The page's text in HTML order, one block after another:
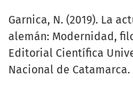
Garnica, N. (2019). La
alemán: Modernidad,
Editorial Científica
Nacional de Catamarca.